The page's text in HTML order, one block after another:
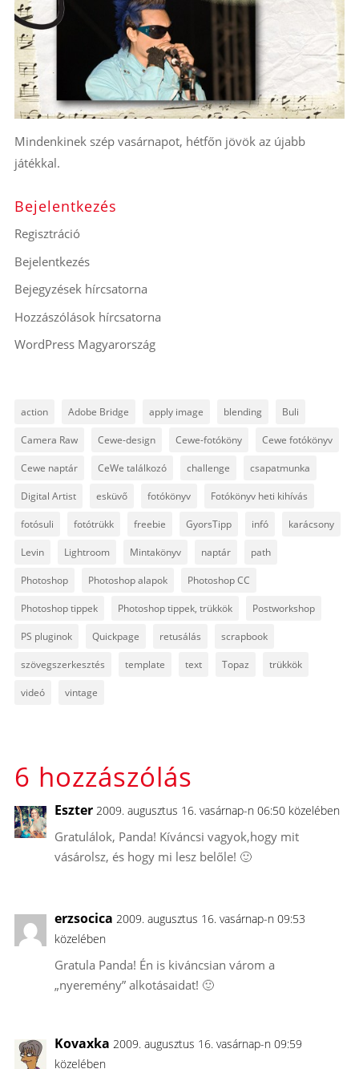
Mindenkinek szép vasárnapot, hétfőn jövök az újabb
játékkal.
Bejelentkezés
Regisztráció
Bejelentkezés
Bejegyzések hírcsatorna
Hozzászólások hírcsatorna
WordPress Magyarország
action Adobe Bridge apply image blending Buli
Camera Raw Cewe-design Cewe-fotóköny Cewe fotókönyv
Cewe naptár CeWe találkozó challenge csapatmunka
Digital Artist esküvő fotókönyv Fotókönyv heti kihívás
fotósuli fotótrükk freebie GyorsTipp infó karácsony
Levin Lightroom Mintakönyv naptár path
Photoshop Photoshop alapok Photoshop CC
Photoshop tippek Photoshop tippek, trükkök Postworkshop
PS pluginok Quickpage retusálás scrapbook
szövegszerkesztés template text Topaz trükkök
videó vintage
6 hozzászólás
Eszter 2009. augusztus 16. vasárnap-n 06:50 közelében
Gratulálok, Panda! Kíváncsi vagyok,hogy mit
vásárolsz, és hogy mi lesz belőle! 🙂
erzsocica 2009. augusztus 16. vasárnap-n 09:53
közelében
Gratula Panda! Én is kiváncsian várom a
„nyeremény” alkotásaidat! 🙂
Kovaxka 2009. augusztus 16. vasárnap-n 09:59
közelében